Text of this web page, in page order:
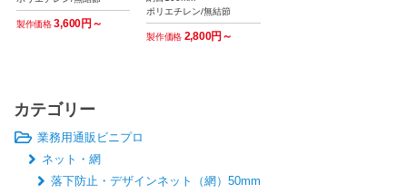
製作価格3,600円～
ポリエチレン/無結節
製作価格 2,800円～
カテゴリー
業務用通販ビニプロ
ネット・網
落下防止・デザインネット（網）50mm